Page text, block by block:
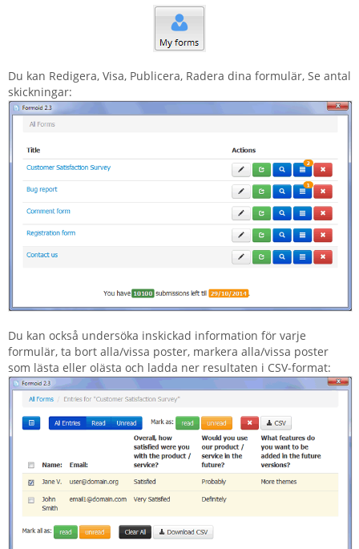
Du kan Redigera, Visa, Publicera, Radera dina formulär, Se antal
skickningar:
Du kan också undersöka inskickad information för varje
formulär, ta bort alla/vissa poster, markera alla/vissa poster
som lästa eller olästa och ladda ner resultaten i CSV-format: